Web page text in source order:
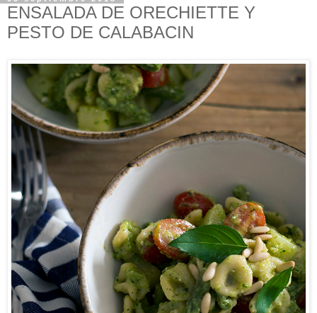
ENSALADA DE ORECHIETTE Y
PESTO DE CALABACIN